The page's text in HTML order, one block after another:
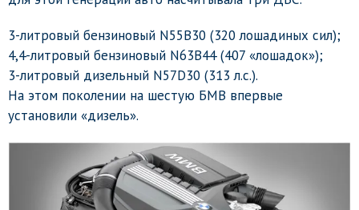
3-литровый бензиновый N55B30 (320 лошадиных сил);
4,4-литровый бензиновый N63B44 (407 «лошадок»);
3-литровый дизельный N57D30 (313 л.с.).
На этом поколении на шестую БМВ впервые
установили «дизель».